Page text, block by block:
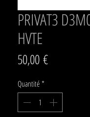
PRIVAT3
HVTE
50,00 €Prix
Quantité*